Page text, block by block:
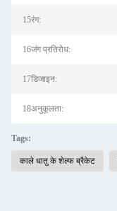
15रंग:
16जंग प्रतिरोध:
17डिजाइन:
18अनुकूलता:
Tags:
काले धातु के शेल्फ ब्रैकेट